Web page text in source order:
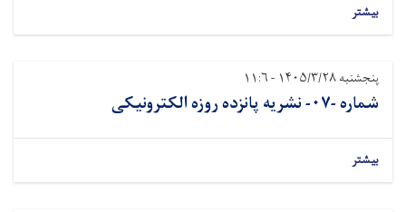
بیشتر
پنجشنبه ۱۴۰۵/۳/۲۸ - ۱۱:۶
شماره -۰۷- نشريه پانزده روزه الکترونیکی
بیشتر